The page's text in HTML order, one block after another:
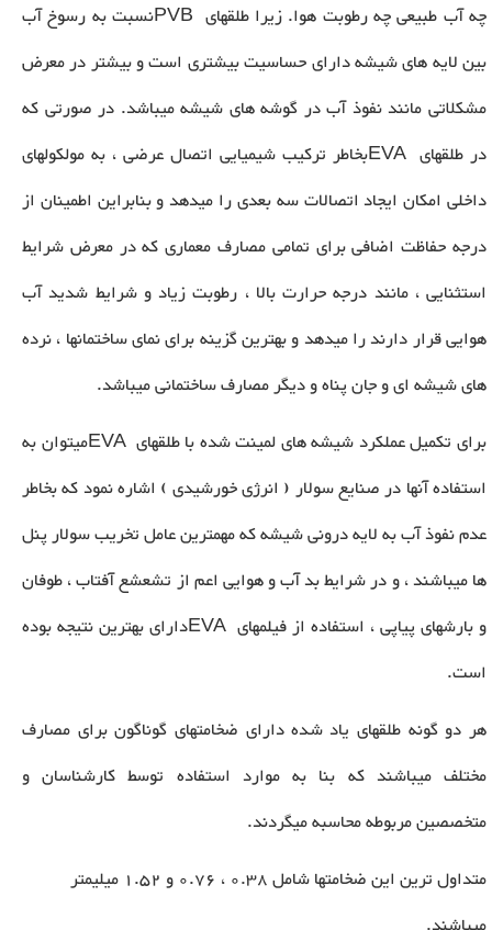
چه آب طبیعی چه رطوبت هوا. زیرا طلقهای PVBنسبت به رسوخ آب
بین لایه های شیشه دارای حساسیت بیشتری است و بیشتر در معرض
مشکلاتی مانند نفوذ آب در گوشه های شیشه میباشد. در صورتی که
در طلقهای EVAبخاطر ترکیب شیمیایی اتصال عرضی ، به مولکولهای
داخلی امکان ایجاد اتصالات سه بعدی را میدهد و بنابراین اطمینان از
درجه حفاظت اضافی برای تمامی مصارف معماری که در معرض شرایط
استثنایی ، مانند درجه حرارت بالا ، رطوبت زیاد و شرایط شدید آب
هوایی قرار دارند را میدهد و بهترین گزینه برای نمای ساختمانها ، نرده
های شیشه ای و جان پناه و دیگر مصارف ساختمانی میباشد.
برای تکمیل عملکرد شیشه های لمینت شده با طلقهای EVAمیتوان به
استفاده آنها در صنایع سولار ( انرژی خورشیدی ) اشاره نمود که بخاطر
عدم نفوذ آب به لایه درونی شیشه که مهمترین عامل تخریب سولار پنل
ها میباشند ، و در شرایط بد آب و هوایی اعم از تشعشع آفتاب ، طوفان
و بارشهای پیاپی ، استفاده از فیلمهای EVAدارای بهترین نتیجه بوده
است.
هر دو گونه طلقهای یاد شده دارای ضخامتهای گوناگون برای مصارف
مختلف میباشند که بنا به موارد استفاده توسط کارشناسان و
متخصصین مربوطه محاسبه میگردند.
متداول ترین این ضخامتها شامل 0.38 ، 0.76 و 1.52 میلیمتر